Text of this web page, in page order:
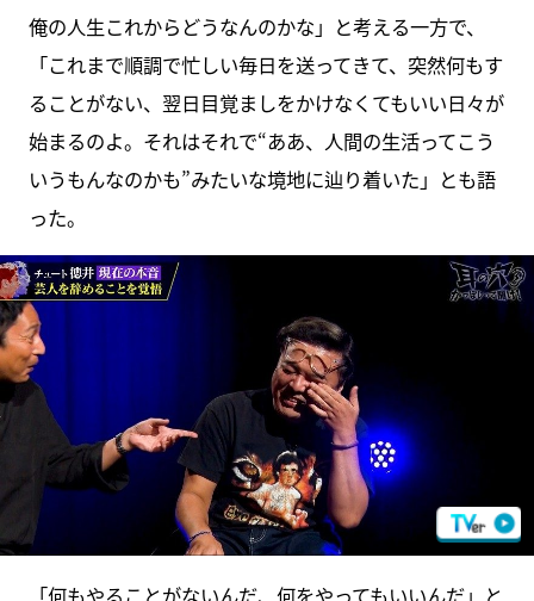
俺の人生これからどうなんのかな」と考える一方で、
「これまで順調で忙しい毎日を送ってきて、突然何もす
ることがない、翌日目覚ましをかけなくてもいい日々が
始まるのよ。それはそれで“ああ、人間の生活ってこう
いうもんなのかも”みたいな境地に辿り着いた」とも語
った。
「何もやることがないんだ、何をやってもいいんだ」と